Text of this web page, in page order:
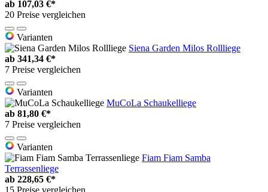
ab 107,03 €*
20 Preise vergleichen
Varianten
Siena Garden Milos Rollliege
ab 341,34 €*
7 Preise vergleichen
Varianten
MuCoLa Schaukelliege
ab 81,80 €*
7 Preise vergleichen
Varianten
Fiam Fiam Samba
Terrassenliege
ab 228,65 €*